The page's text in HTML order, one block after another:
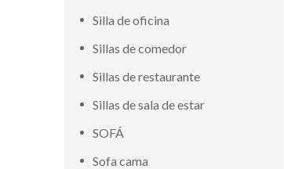
Silla de oficina
Sillas de comedor
Sillas de restaurante
Sillas de sala de estar
SOFÁ
Sofa cama